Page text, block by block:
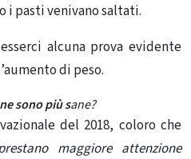
i pasti venivano saltati.
alcuna prova evidente
di peso.
sono più sane?
del 2018, coloro che
maggiore attenzione